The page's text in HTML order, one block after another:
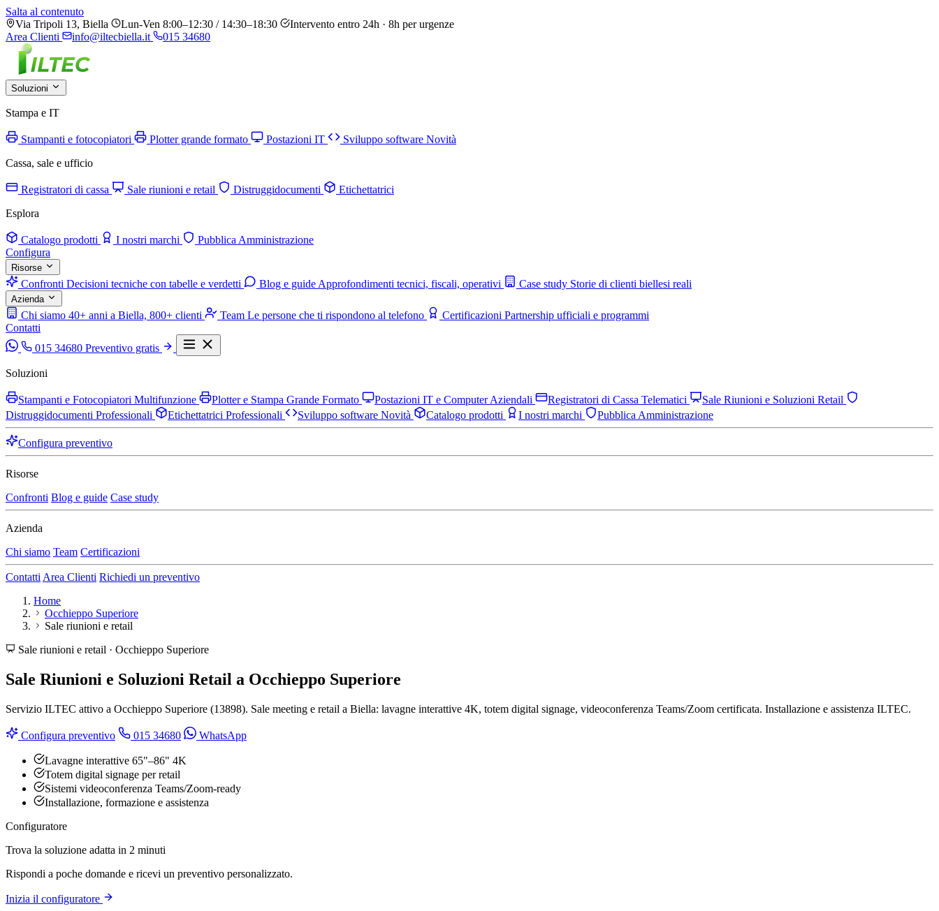
Salta al contenuto
Via Tripoli 13, Biella
Lun-Ven 8:00–12:30 / 14:30–18:30
Intervento entro 24h · 8h per urgenze
Area Clienti
info@iltecbiella.it 015 34680
Soluzioni
Stampa e IT
Stampanti e fotocopiatori Plotter grande formato Postazioni IT Sviluppo software Novità
Cassa, sale e ufficio
Registratori di cassa Sale riunioni e retail Distruggidocumenti
Etichettatrici
Esplora
Catalogo prodotti I nostri marchi
Pubblica Amministrazione
Configura
Risorse
Confronti Decisioni tecniche con tabelle e verdetti Blog e guide Approfondimenti tecnici, fiscali, operativi Case study Storie di clienti biellesi reali
Azienda
Chi siamo 40+ anni a Biella, 800+ clienti Team Le persone che ti rispondono al telefono Certificazioni Partnership ufficiali e programmi
Contatti
015 34680 Preventivo gratis
Soluzioni
Stampanti e Fotocopiatori Multifunzione Plotter e Stampa Grande Formato Postazioni IT e Computer Aziendali Registratori di Cassa Telematici
Sale Riunioni e Soluzioni Retail
Distruggidocumenti Professionali
Etichettatrici Professionali Sviluppo software Novità Catalogo prodotti I nostri marchi Pubblica Amministrazione
Configura preventivo
Risorse
Confronti Blog e guide Case study
Azienda
Chi siamo Team Certificazioni
Contatti Area Clienti Richiedi un preventivo
Home
Occhieppo Superiore
Sale riunioni e retail
Sale riunioni e retail · Occhieppo Superiore
Sale Riunioni e Soluzioni Retail a Occhieppo Superiore
Servizio ILTEC attivo a Occhieppo Superiore (13898). Sale meeting e retail a Biella: lavagne interattive 4K, totem digital signage, videoconferenza Teams/Zoom certificata. Installazione e assistenza ILTEC.
Configura preventivo 015 34680 WhatsApp
Lavagne interattive 65"–86" 4K
Totem digital signage per retail
Sistemi videoconferenza Teams/Zoom-ready
Installazione, formazione e assistenza
Configuratore
Trova la soluzione adatta in 2 minuti
Rispondi a poche domande e ricevi un preventivo personalizzato.
Inizia il configuratore